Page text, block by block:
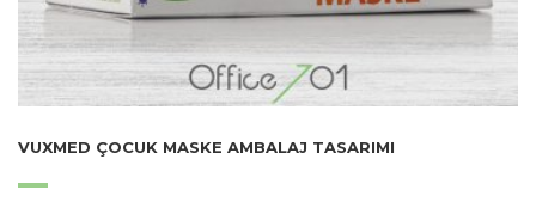
VUXMED ÇOCUK MASKE AMBALAJ TASARIMI